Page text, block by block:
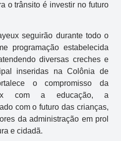
o trânsito é investir no futuro
seguirão durante todo o
programação estabelecida
diversas creches e
inseridas na Colônia de
o compromisso da
com a educação, a
com o futuro das crianças,
da administração em prol
e cidadã.